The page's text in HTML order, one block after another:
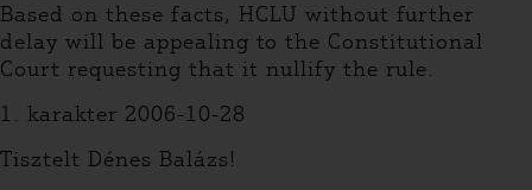
Based on these facts, HCLU without further
delay will be appealing to the Constitutional
Court requesting that it nullify the rule.
1. karakter 2006-10-28
Tisztelt Dénes Balázs!